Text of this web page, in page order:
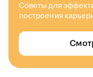
Советы для
построения